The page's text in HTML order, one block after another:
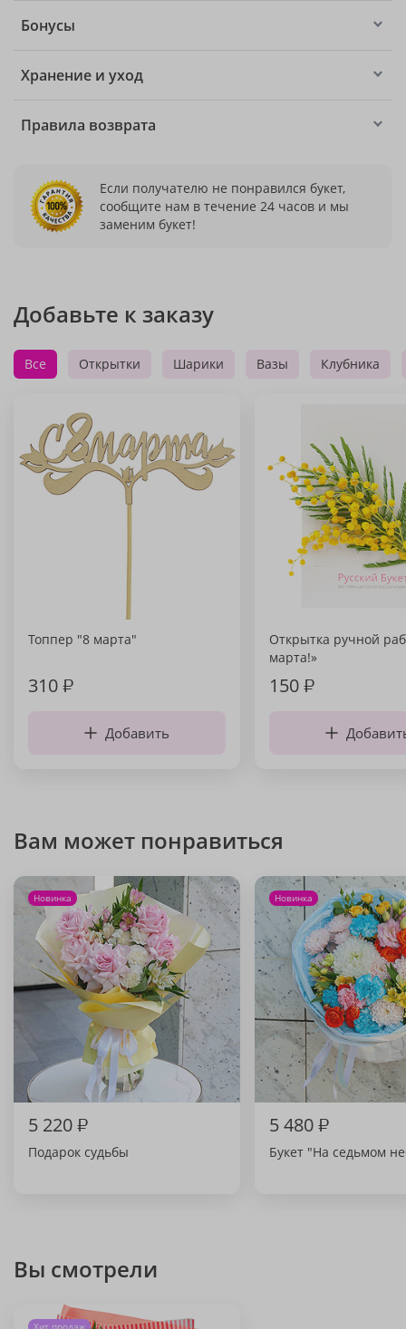
Бонусы
Хранение и уход
Правила возврата
Если получателю не понравился букет,
сообщите нам в течение 24 часов и мы
заменим букет!
Добавьте к заказу
Все Открытки Шарики Вазы Клубника
Топпер "8 марта"
310₽
Добавить
Открытка ручной
марта!»
150₽
Вам может понравиться
Новинка
5 220₽
Подарок судьбы
Новинка
5 480₽
Букет "На седьмом
Вы смотрели
Хит продаж